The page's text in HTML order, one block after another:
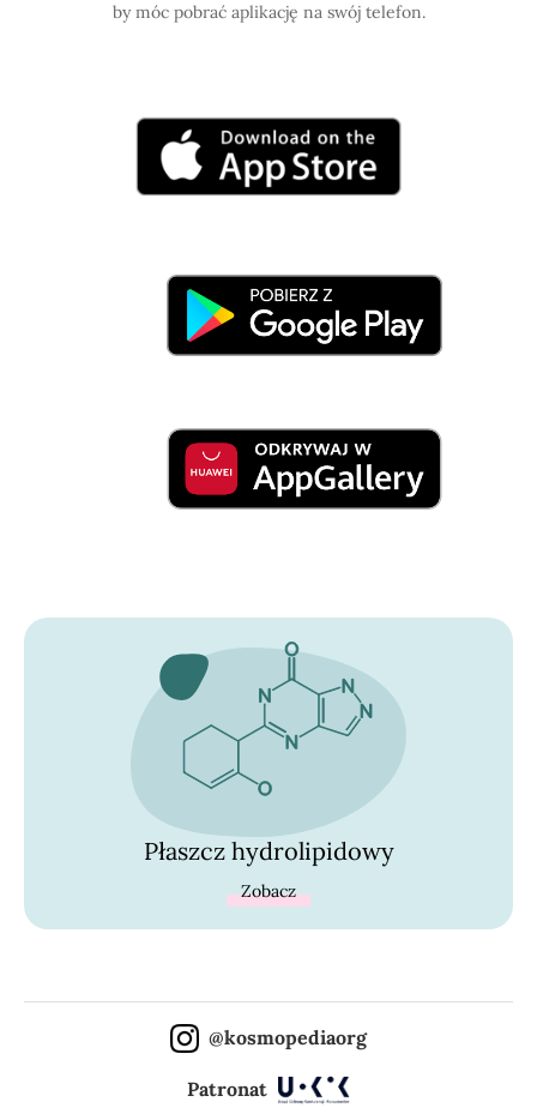
by móc pobrać aplikację na swój telefon.
Płaszcz hydrolipidowy
Zobacz
@kosmopediaorg
Patronat